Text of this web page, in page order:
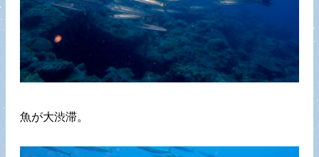
魚が大渋滞。